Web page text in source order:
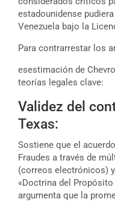
estadounidense
Venezuela bajo la
Para contrarrestar los
esestimación de
teorías legales clave:
Validez del
Texas:
Sostiene que el
Fraudes a través de
(correos electrónicos)
«Doctrina del
argumenta que la